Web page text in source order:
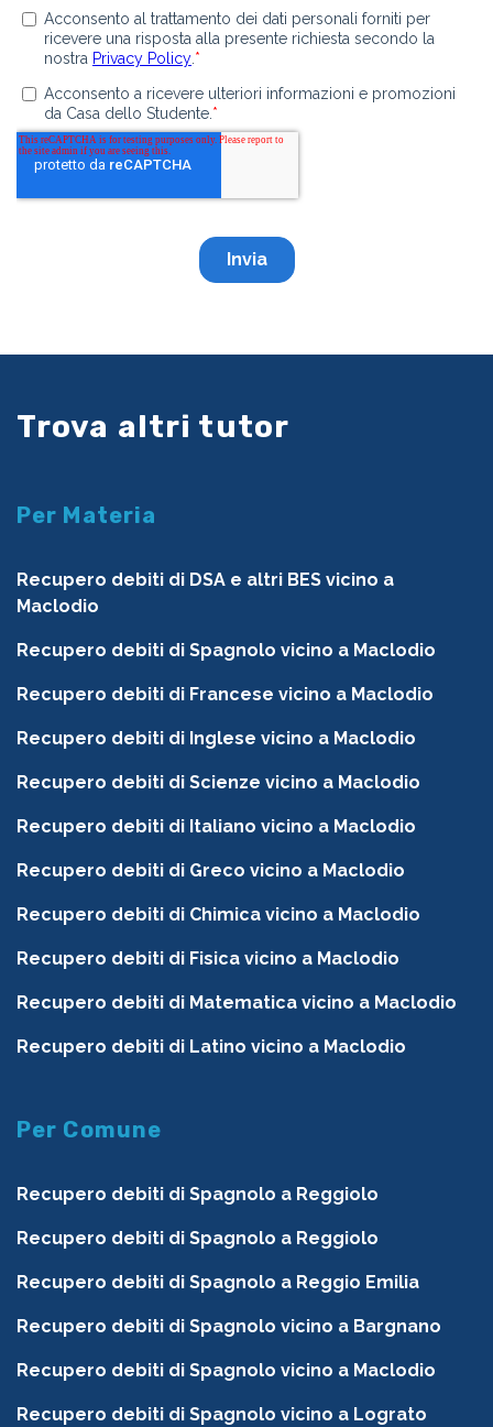
Trova altri tutor
Per Materia
Recupero debiti di DSA e altri BES vicino a
Maclodio
Recupero debiti di Spagnolo vicino a Maclodio
Recupero debiti di Francese vicino a Maclodio
Recupero debiti di Inglese vicino a Maclodio
Recupero debiti di Scienze vicino a Maclodio
Recupero debiti di Italiano vicino a Maclodio
Recupero debiti di Greco vicino a Maclodio
Recupero debiti di Chimica vicino a Maclodio
Recupero debiti di Fisica vicino a Maclodio
Recupero debiti di Matematica vicino a Maclodio
Recupero debiti di Latino vicino a Maclodio
Per Comune
Recupero debiti di Spagnolo a Reggiolo
Recupero debiti di Spagnolo a Reggiolo
Recupero debiti di Spagnolo a Reggio Emilia
Recupero debiti di Spagnolo vicino a Bargnano
Recupero debiti di Spagnolo vicino a Maclodio
Recupero debiti di Spagnolo vicino a Lograto